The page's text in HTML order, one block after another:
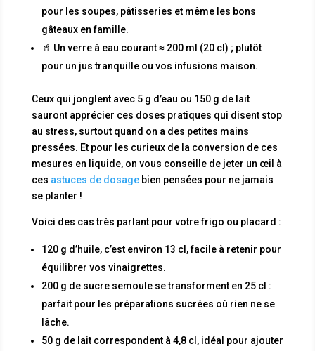
pour les soupes, pâtisseries et même les bons
gâteaux en famille.
🥤 Un verre à eau courant ≈ 200 ml (20 cl) ; plutôt
pour un jus tranquille ou vos infusions maison.
Ceux qui jonglent avec 5 g d’eau ou 150 g de lait
sauront apprécier ces doses pratiques qui disent stop
au stress, surtout quand on a des petites mains
pressées. Et pour les curieux de la conversion de ces
mesures en liquide, on vous conseille de jeter un œil à
ces astuces de dosagebien pensées pour ne jamais
se planter !
Voici des cas très parlant pour votre frigo ou placard :
120 g d’huile, c’est environ 13 cl, facile à retenir pour
équilibrer vos vinaigrettes.
200 g de sucre semoule se transforment en 25 cl :
parfait pour les préparations sucrées où rien ne se
lâche.
50 g de lait correspondent à 4,8 cl, idéal pour ajouter